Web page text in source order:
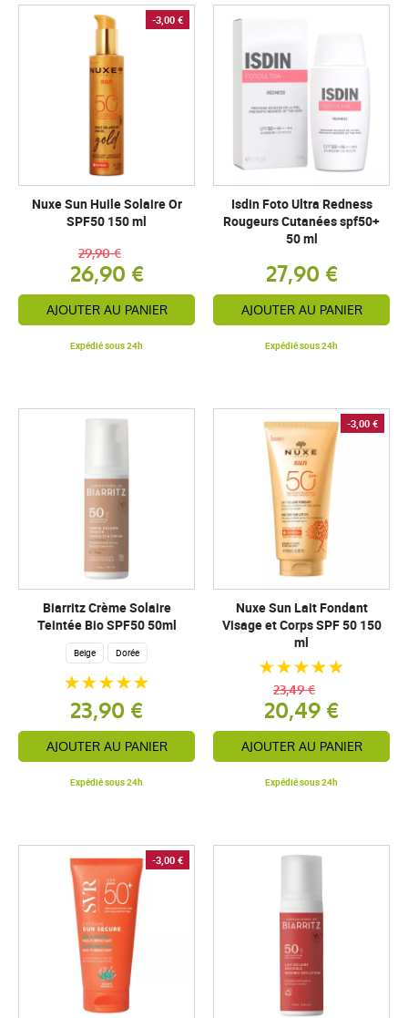
-3,00 €
Nuxe Sun Huile Solaire Or
SPF50 150 ml
26,90 €
29,90 €
AJOUTER AU PANIER
Expédié sous 24h
Isdin Foto Ultra Redness
Rougeurs Cutanées spf50+
50 ml
27,90 €
AJOUTER AU PANIER
Expédié sous 24h
Biarritz Crème Solaire
Teintée Bio SPF50 50ml
Beige Dorée
23,90 €
AJOUTER AU PANIER
Expédié sous 24h
-3,00 €
Nuxe Sun Lait Fondant
Visage et Corps SPF 50 150
ml
20,49 €
23,49 €
AJOUTER AU PANIER
Expédié sous 24h
-3,00 €